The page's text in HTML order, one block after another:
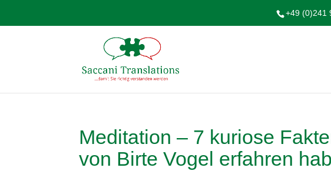
+49 (0)241
Meditation – 7 kuriose
von Birte Vogel erfahren